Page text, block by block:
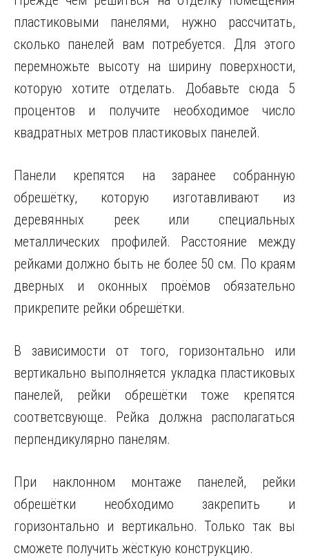
пластиковыми панелями, нужно рассчитать,
сколько панелей вам потребуется. Для этого
перемножьте высоту на ширину поверхности,
которую хотите отделать. Добавьте сюда 5
процентов и получите необходимое число
квадратных метров пластиковых панелей.
Панели крепятся на заранее собранную
обрешётку, которую изготавливают из
деревянных реек или специальных
металлических профилей. Расстояние между
рейками должно быть не более 50 см. По краям
дверных и оконных проёмов обязательно
прикрепите рейки обрешётки.
В зависимости от того, горизонтально или
вертикально выполняется укладка пластиковых
панелей, рейки обрешётки тоже крепятся
соответсвующе. Рейка должна располагаться
перпендикулярно панелям.
При наклонном монтаже панелей, рейки
обрешётки необходимо закрепить и
горизонтально и вертикально. Только так вы
сможете получить жёсткую конструкцию.